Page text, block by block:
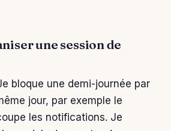
une session de
bloque une demi-journée par
jour, par exemple le
les notifications. Je